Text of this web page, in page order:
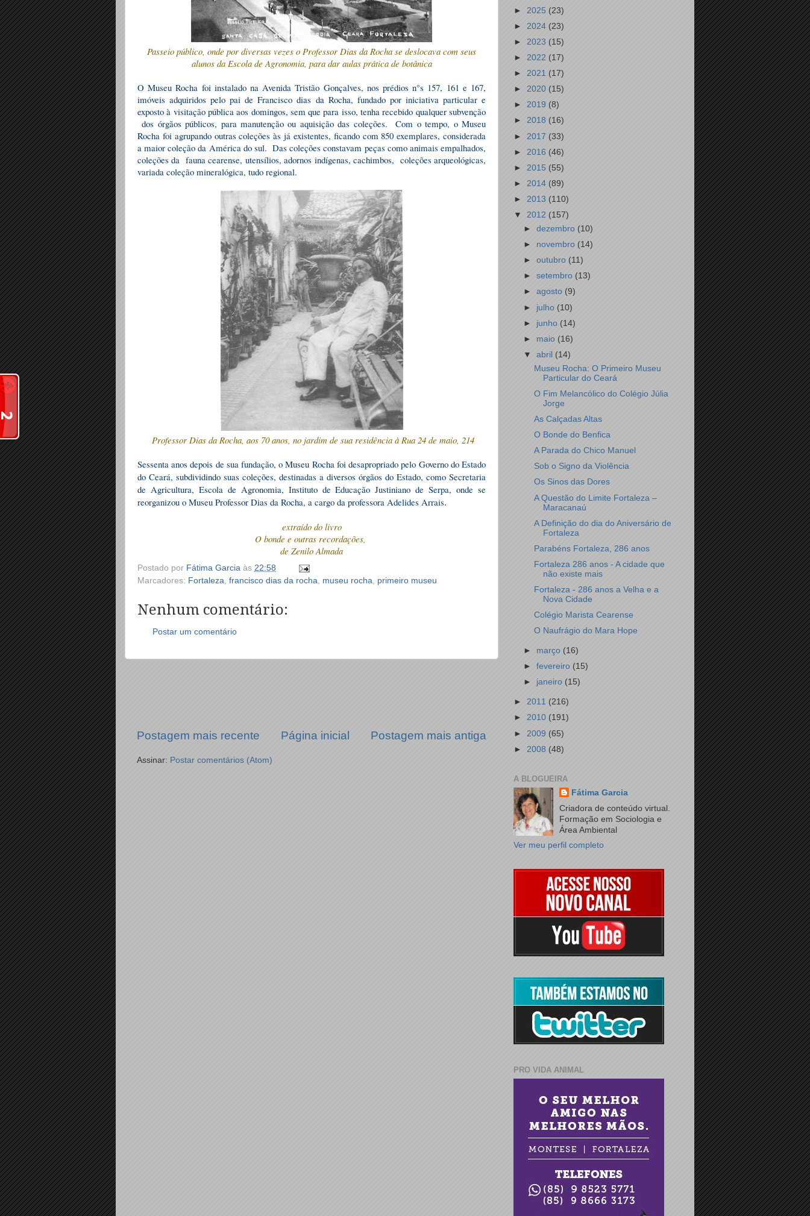
Passeio público, onde por diversas vezes o Professor Dias da Rocha se deslocava com seus
alunos da Escola de Agronomia, para dar aulas prática de botânica
O Museu Rocha foi instalado na Avenida Tristão Gonçalves, nos prédios n°s 157, 161 e 167,
imóveis adquiridos pelo pai de Francisco dias da Rocha, fundado por iniciativa particular e
exposto à visitação pública aos domingos, sem que para isso, tenha recebido qualquer subvenção
dos órgãos públicos, para manutenção ou aquisição das coleções. Com o tempo, o Museu
Rocha foi agrupando outras coleções às já existentes, ficando com 850 exemplares, considerada
a maior coleção da América do sul. Das coleções constavam peças como animais empalhados,
coleções da fauna cearense, utensílios, adornos indígenas, cachimbos, coleções arqueológicas,
variada coleção mineralógica, tudo regional.
Professor Dias da Rocha, aos 70 anos, no jardim de sua residência à Rua 24 de maio, 214
Sessenta anos depois de sua fundação, o Museu Rocha foi desapropriado pelo Governo do Estado
do Ceará, subdividindo suas coleções, destinadas a diversos órgãos do Estado, como Secretaria
de Agricultura, Escola de Agronomia, Instituto de Educação Justiniano de Serpa, onde se
reorganizou o Museu Professor Dias da Rocha, a cargo da professora Adelides Arrais.
extraído do livro
O bonde e outras recordações,
de Zenilo Almada
Postado por Fátima Garcia às 22:58
Marcadores: Fortaleza, francisco dias da rocha, museu rocha, primeiro museu
Nenhum comentário:
Postar um comentário
Postagem mais recente Postagem mais antiga
Página inicial
Assinar: Postar comentários (Atom)
► 2025 (23)
► 2024 (23)
► 2023 (15)
► 2022 (17)
► 2021 (17)
► 2020 (15)
► 2019 (8)
► 2018 (16)
► 2017 (33)
► 2016 (46)
► 2015 (55)
► 2014 (89)
► 2013 (110)
▼ 2012 (157)
►dezembro (10)
► novembro (14)
►outubro (11)
►setembro (13)
►agosto (9)
► julho (10)
► junho (14)
► maio (16)
▼abril (14)
Museu Rocha: O Primeiro Museu
Particular do Ceará
O Fim Melancólico do Colégio Júlia
Jorge
As Calçadas Altas
O Bonde do Benfica
A Parada do Chico Manuel
Sob o Signo da Violência
Os Sinos das Dores
A Questão do Limite Fortaleza –
Maracanaú
A Definição do dia do Aniversário de
Fortaleza
Parabéns Fortaleza, 286 anos
Fortaleza 286 anos - A cidade que
não existe mais
Fortaleza - 286 anos a Velha e a
Nova Cidade
Colégio Marista Cearense
O Naufrágio do Mara Hope
► março (16)
►fevereiro (15)
► janeiro (15)
► 2011 (216)
► 2010 (191)
► 2009 (65)
► 2008 (48)
A BLOGUEIRA
Fátima Garcia
Criadora de conteúdo virtual.
Formação em Sociologia e
Área Ambiental
Ver meu perfil completo
PRO VIDA ANIMAL